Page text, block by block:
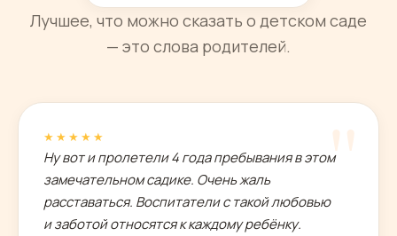
Лучшее, что можно сказать о детском саде
— это слова родителей.
"
★★★★★
Ну вот и пролетели 4 года пребывания в этом
замечательном садике. Очень жаль
расставаться. Воспитатели с такой любовью
и заботой относятся к каждому ребёнку.